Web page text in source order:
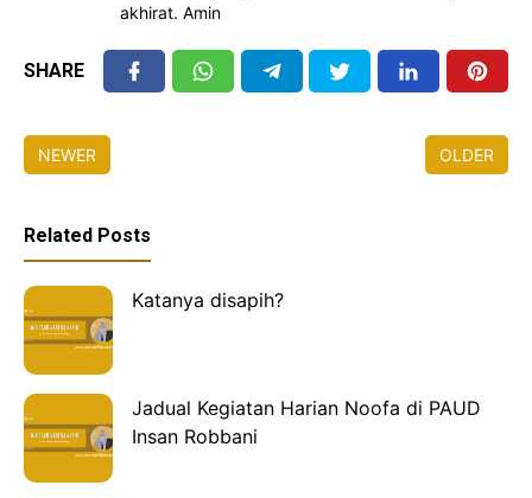
akhirat. Amin
SHARE
NEWER OLDER
Related Posts
Katanya disapih?
Jadual Kegiatan Harian Noofa di PAUD
Insan Robbani